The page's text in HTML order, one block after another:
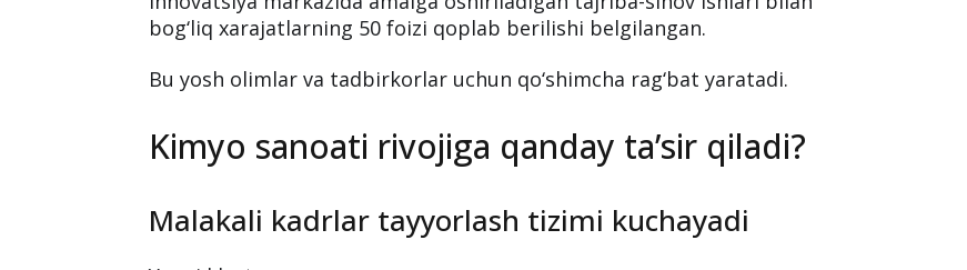
Ushbu markaz ilmiy izlanishlar, startap loyihalar va yangi texnologiyalarni
sinovdan o‘tkazish uchun muhim platformaga aylanishi kutilmoqda.
Innovatsiya markazida amalga oshiriladigan tajriba-sinov ishlari bilan
Bu yosh olimlar va tadbirkorlar uchun qo‘shimcha rag‘bat yaratadi.